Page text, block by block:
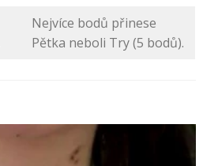
Nejvíce bodů přinese
Pětka neboli Try (5 bodů).